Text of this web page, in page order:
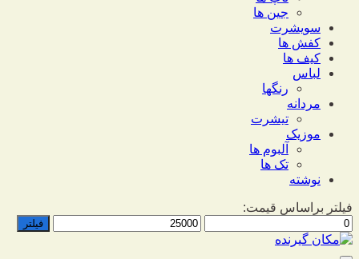
جین ها
سویشرت
کفش ها
کیف ها
لباس
رنگها
مردانه
تیشرت
موزیک
آلبوم ها
تک ها
نوشته
فیلتر براساس قیمت:
فیلتر